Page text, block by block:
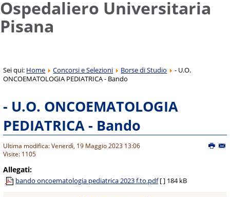
Ospedaliero Universitaria
Pisana
Sei qui: Home Concorsi e Selezioni Borse di Studio
- U.O.
ONCOEMATOLOGIA PEDIATRICA - Bando
- U.O. ONCOEMATOLOGIA
PEDIATRICA - Bando
Ultima modifica: Venerdì, 19 Maggio 2023 13:06
Visite: 1105
Allegati:
bando oncoematologia pediatrica 2023 f.to.pdf [ ] 184 kB